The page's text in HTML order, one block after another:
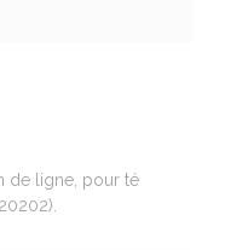
de ligne, pour té